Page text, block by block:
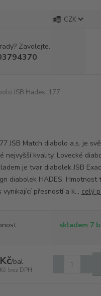
CZK
Zavolejte.
JSB Hades .177
JSB Match diabolo a.s. je
nejvyšší kvality. Lovecké
je tvar diabolek JSB
diabolek HADES. Hmotnost
vynikající přesností a k... celý
skladem 7
/bal
bez DPH